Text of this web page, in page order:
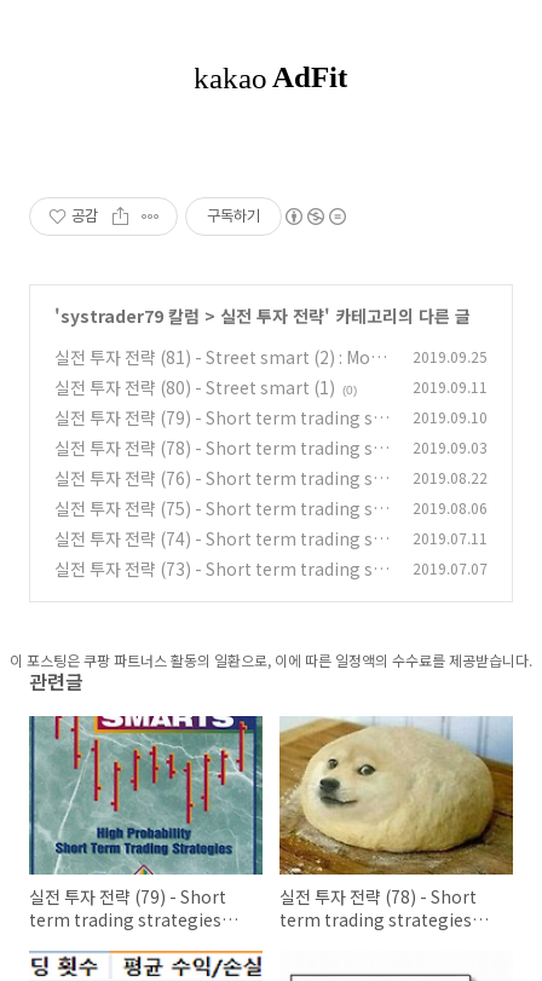
공감 구독하기
'systrader79 칼럼 > 실전 투자 전략' 카테고리의 다른 글
실전 투자 전략 (81) - Street smart (2) : Mone
y management (0)
2019.09.25
실전 투자 전략 (80) - Street smart (1) (0) 2019.09.11
실전 투자 전략 (79) - Short term trading str
ategies that work (13) (1)
2019.09.10
실전 투자 전략 (78) - Short term trading str
ategies that work (12) (0)
2019.09.03
실전 투자 전략 (76) - Short term trading str
ategies that work (10) (0)
2019.08.22
실전 투자 전략 (75) - Short term trading str
ategies that work (9) (0)
2019.08.06
실전 투자 전략 (74) - Short term trading str
ategies that work (8) (1)
2019.07.11
실전 투자 전략 (73) - Short term trading str
2019.07.07
이 포스팅은 쿠팡 파트너스 활동의 일환으로, 이에 따른 일정액의 수수료를 제공받습니다.
관련글
실전 투자 전략 (79) - Short
term trading strategies
실전 투자 전략 (78) - Short
term trading strategies